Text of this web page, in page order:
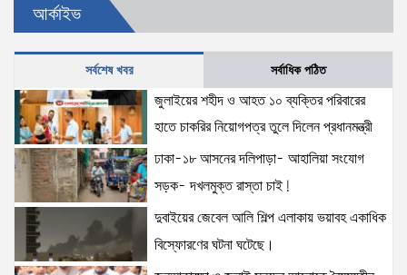
স্বরাষ্ট্রমন্ত্রীর সঙ্গে অস্ট্রেলিয়ার নাগরিকত্ব, কাস্টম ও
বহুসংস্কৃতি বিষয়ক সহকারী মন্ত্রীর সাক্ষাৎ
15 views|posted on August 3, 2026
দুবাইয়ের জেবেল আলি শিল্প এলাকায় ভয়াবহ একাধিক
বিস্ফোরণের ঘটনা ঘটেছে।
15 views
ঢাকা-১৮ আসনের দলিপাড়া- আহালিয়া সংযোগ সড়ক-
দখলমুক্ত রাস্তা চাই!
15 views |posted on August 6, 2026
আর্কাইভ
সর্বশেষ খবর সর্বাধিক পঠিত
জুলাইয়ের শহীদ ও আহত ১০ ব্যক্তির পরিবারের
হাতে চাকরির নিয়োগপত্র তুলে দিলেন প্রধানমন্ত্রী
ঢাকা-১৮ আসনের দলিপাড়া- আহালিয়া সংযোগ
সড়ক- দখলমুক্ত রাস্তা চাই!
দুবাইয়ের জেবেল আলি শিল্প এলাকায় ভয়াবহ একাধিক
বিস্ফোরণের ঘটনা ঘটেছে।